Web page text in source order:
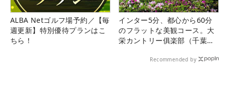
ALBA Netゴルフ場予約／【毎
週更新】特別優待プランはこ
ちら！
インター5分、都心から60分
のフラットな美観コース。大
栄カントリー俱楽部（千葉
Recommended by